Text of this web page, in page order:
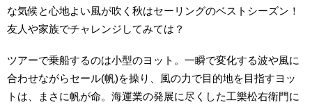
な気候と心地よい風が吹く秋はセーリングのベストシーズン！
友人や家族でチャレンジしてみては？
ツアーで乗船するのは小型のヨット。一瞬で変化する波や風に
合わせながらセール(帆)を操り、風の力で目的地を目指すヨッ
トは、まさに帆が命。海運業の発展に尽くした工樂松右衛門に